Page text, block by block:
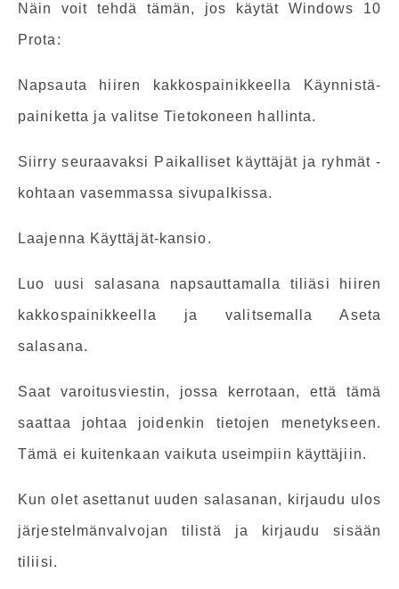
Näin voit tehdä tämän, jos käytät Windows 10
Prota:
Napsauta hiiren kakkospainikkeella Käynnistä-
painiketta ja valitse Tietokoneen hallinta.
Siirry seuraavaksi Paikalliset käyttäjät ja ryhmät -
kohtaan vasemmassa sivupalkissa.
Laajenna Käyttäjät-kansio.
Luo uusi salasana napsauttamalla tiliäsi hiiren
kakkospainikkeella ja valitsemalla Aseta
salasana.
Saat varoitusviestin, jossa kerrotaan, että tämä
saattaa johtaa joidenkin tietojen menetykseen.
Tämä ei kuitenkaan vaikuta useimpiin käyttäjiin.
Kun olet asettanut uuden salasanan, kirjaudu ulos
järjestelmänvalvojan tilistä ja kirjaudu sisään
tiliisi.